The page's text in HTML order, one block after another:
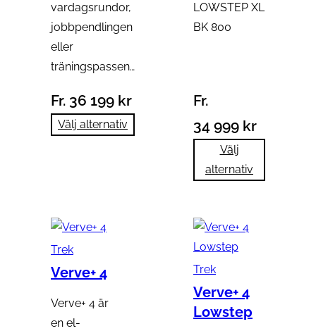
vardagsrundor,
jobbpendlingen
eller
träningspassen…
Fr. 36 199 kr
Välj alternativ
LOWSTEP XL
BK 800
Fr.
34 999 kr
Välj
alternativ
Trek
Verve+ 4
Verve+ 4 är
en el-
Trek
Verve+ 4
Lowstep